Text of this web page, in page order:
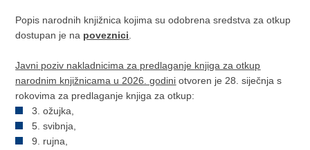
Popis narodnih knjižnica kojima su odobrena sredstva za otkup
dostupan je na poveznici
Javni poziv nakladnicima za predlaganje knjiga za otkup
narodnim knjižnicama u 2026. godini otvoren je 28. siječnja s
rokovima za predlaganje knjiga za otkup:
3. ožujka,
5. svibnja,
9. rujna,